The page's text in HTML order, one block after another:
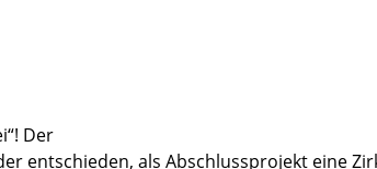
Der
entschieden, als Abschlussprojekt eine